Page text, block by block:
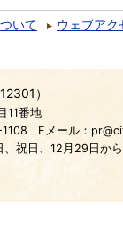
いて ウェブアク
）
11番地
Eメール：
祝日、12月29日から